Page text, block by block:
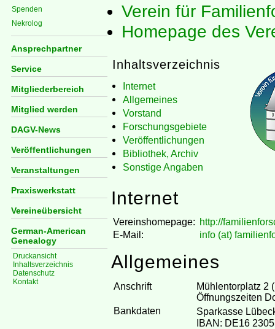
Spenden
Nekrolog
Ansprechpartner
Service
Mitgliederbereich
Mitglied werden
DAGV-News
Veröffentlichungen
Veranstaltungen
Praxiswerkstatt
Vereineübersicht
German-American
Genealogy
Druckansicht
Inhaltsverzeichnis
Datenschutz
Kontakt
Verein für
Homepage des
Inhaltsverzeichnis
Internet
Allgemeines
Vorstand
Forschungsgebiete
Veröffentlichungen
Bibliothek, Archiv
Sonstige Angaben
Internet
Vereinshomepage: http://
E-Mail:
info (at)
Allgemeines
Anschrift
Mühlentorplatz 2
Öffnungszeiten
Bankdaten
Sparkasse
IBAN: DE16